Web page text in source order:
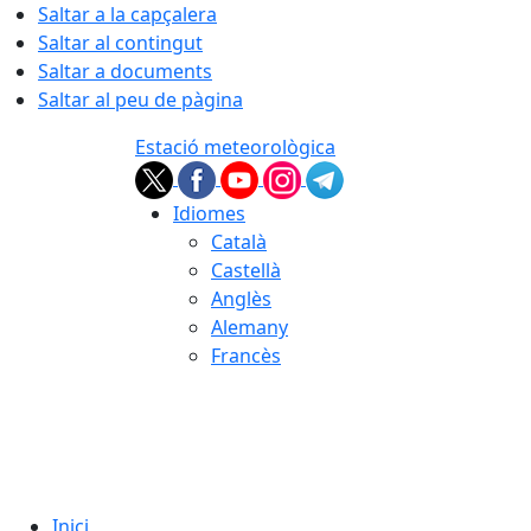
Saltar a la capçalera
Saltar al contingut
Saltar a documents
Saltar al peu de pàgina
Estació meteorològica
Idiomes
Català
Castellà
Anglès
Alemany
Francès